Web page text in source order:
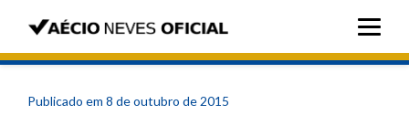
Publicado em 8 de outubro de 2015